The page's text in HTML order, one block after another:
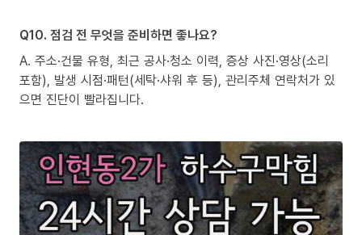
Q10. 점검 전 무엇을 준비하면 좋나요?
A. 주소·건물 유형, 최근 공사·청소 이력, 증상 사진·영상(소리
포함), 발생 시점·패턴(세탁·샤워 후 등), 관리주체 연락처가 있
으면 진단이 빨라집니다.